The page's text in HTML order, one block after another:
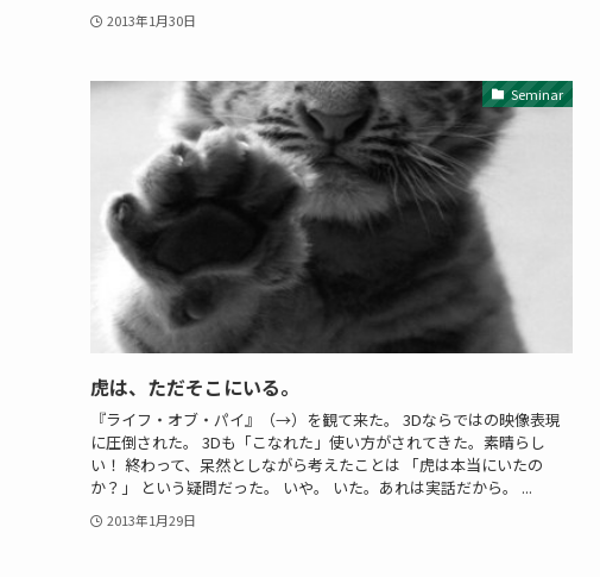
2013年1月30日
Seminar
虎は、ただそこにいる。
『ライフ・オブ・パイ』（→）を観て来た。 3Dならではの映像表現
に圧倒された。 3Dも「こなれた」使い方がされてきた。素晴らし
い！ 終わって、呆然としながら考えたことは 「虎は本当にいたの
か？」 という疑問だった。 いや。 いた。あれは実話だから。 ...
2013年1月29日